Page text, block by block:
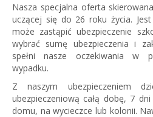
Nasza specjalna oferta
uczącej się do 26 roku życia.
może zastąpić ubezpieczenie
wybrać sumę ubezpieczenia i
spełni nasze oczekiwania w
wypadku.
Z naszym ubezpieczeniem
ubezpieczeniową całą dobę, 7
domu, na wycieczce lub kolonii.